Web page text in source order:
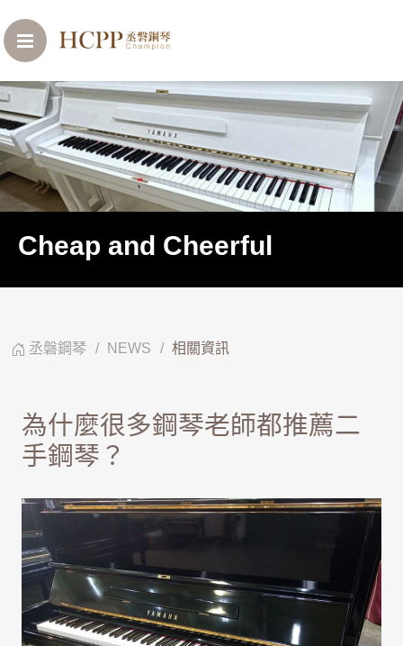
Cheap and Cheerful
丞磐鋼琴 NEWS 相關資訊
為什麼很多鋼琴老師都推薦二
手鋼琴？